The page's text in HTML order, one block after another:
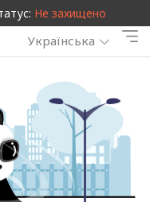
Не захищено
Українська